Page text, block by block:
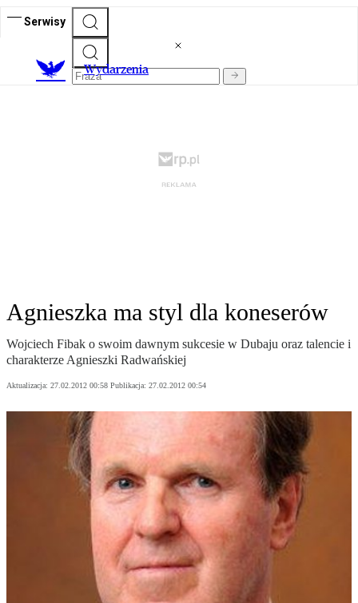
Serwisy
Wydarzenia
Agnieszka ma styl dla koneserów
Wojciech Fibak o swoim dawnym sukcesie w Dubaju oraz talencie i
charakterze Agnieszki Radwańskiej
Aktualizacja: 27.02.2012 00:58 Publikacja: 27.02.2012 00:54